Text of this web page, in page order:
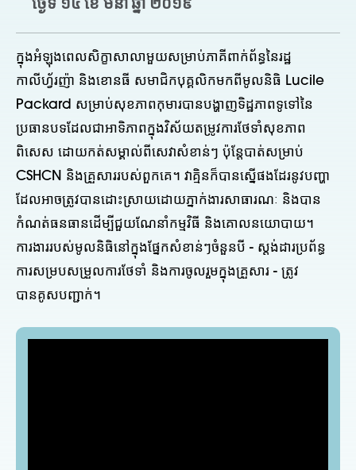
ក្នុងអំឡុងពេលសិក្ខាសាលាមួយសម្រាប់ភាគីពាក់ព័ន្ធនៃរដ្ឋ
កាលីហ្វ័រញ៉ា និងខោនធី សមាជិកបុគ្គលិកមកពីមូលនិធិ Lucile
Packard សម្រាប់សុខភាពកុមារបានបង្ហាញទិដ្ឋភាពទូទៅនៃ
ប្រធានបទដែលជាអាទិភាពក្នុងវិស័យតម្រូវការថែទាំសុខភាព
ពិសេស ដោយកត់សម្គាល់ពីសេវាសំខាន់ៗ ប៉ុន្តែបាត់សម្រាប់
CSHCN និងគ្រួសាររបស់ពួកគេ។ វាគ្មិនក៏បានស្នើផងដែរនូវបញ្ហា
ដែលអាចត្រូវបានដោះស្រាយដោយភ្នាក់ងារសាធារណៈ និងបាន
កំណត់ធនធានដើម្បីជួយណែនាំកម្មវិធី និងគោលនយោបាយ។
ការងាររបស់មូលនិធិនៅក្នុងផ្នែកសំខាន់ៗចំនួនបី - ស្តង់ដារប្រព័ន្ធ
ការសម្របសម្រួលការថែទាំ និងការចូលរួមក្នុងគ្រួសារ - ត្រូវ
បានគូសបញ្ជាក់។